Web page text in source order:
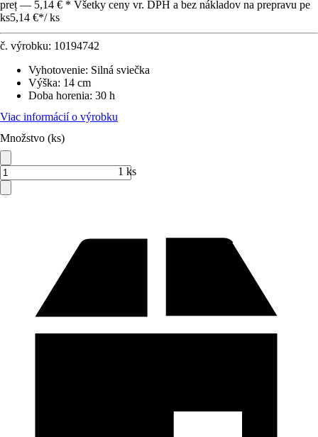
preț — 5,14 € * Všetky ceny vr. DPH a bez nákladov na prepravu pe
ks5,14 €*/ ks
č. výrobku: 10194742
Vyhotovenie: Silná sviečka
Výška: 14 cm
Doba horenia: 30 h
Viac informácií o výrobku
Množstvo (ks)
1 ks